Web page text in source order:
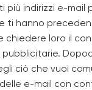
più indirizzi e-mail
ti hanno
loro il
ciò che vuoi
e-mail con